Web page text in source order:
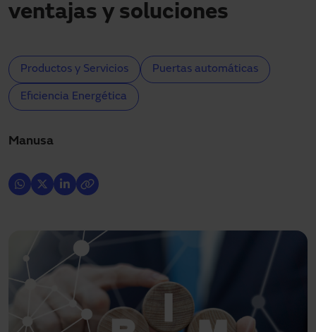
ventajas y soluciones
Productos y Servicios Puertas automáticas
Eficiencia Energética
Manusa